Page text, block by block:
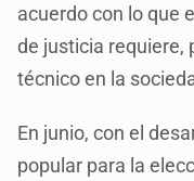
acuerdo con lo que
de justicia requiere,
técnico en la
En junio, con el
popular para la